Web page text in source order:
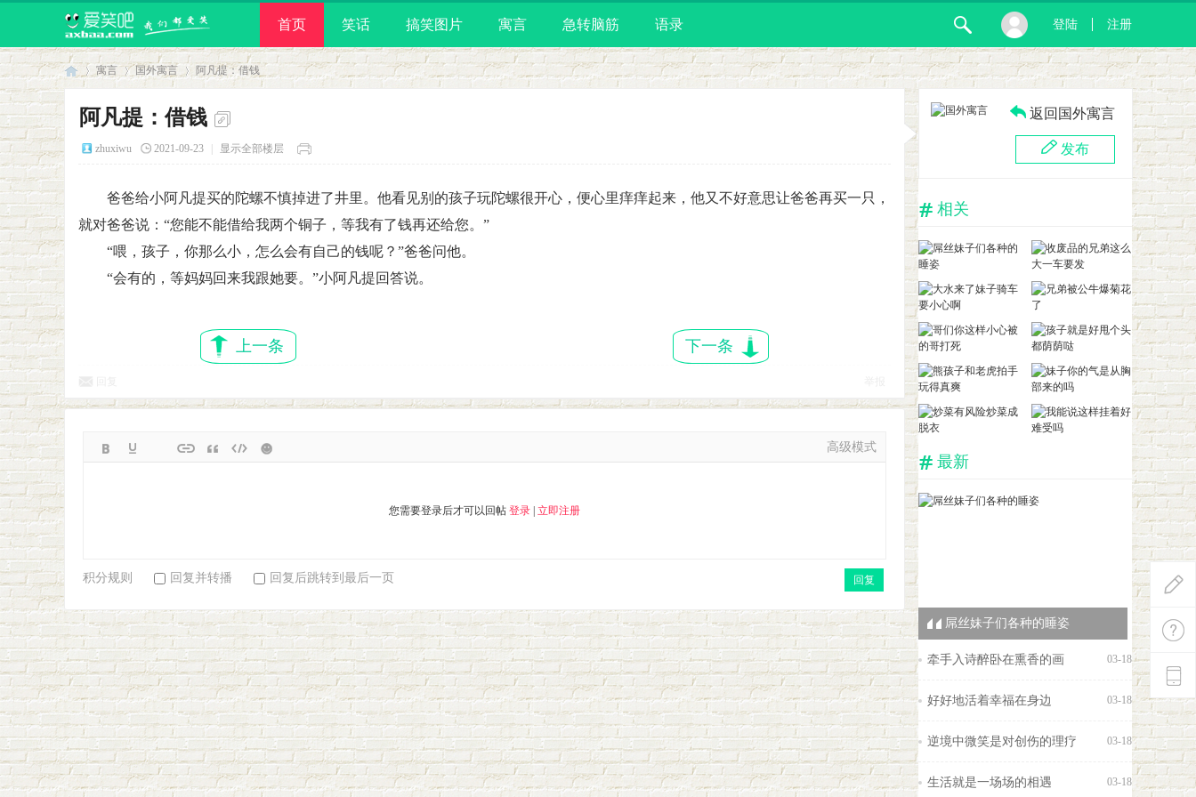
首页 笑话 搞笑图片 寓言 急转脑筋 语录 登陆 注册
寓言
›
国外寓言
›
阿凡提：借钱
阿凡提：借钱
zhuxiwu 2021-09-23 显示全部楼层
爸爸给小阿凡提买的陀螺不慎掉进了井里。他看见别的孩子玩陀螺很开心，便心里痒痒起来，他又不好意思让爸爸再买一只，
就对爸爸说：“您能不能借给我两个铜子，等我有了钱再还给您。”
“喂，孩子，你那么小，怎么会有自己的钱呢？”爸爸问他。
“会有的，等妈妈回来我跟她要。”小阿凡提回答说。
上一条 下一条
高级模式
您需要登录后才可以回帖 登录 立即注册
积分规则 回复
回复并转播 回复后跳转到最后一页
返回国外寓言
发布
相关
最新
屌丝妹子们各种的睡姿
牵手入诗醉卧在熏香的画 03-18
好好地活着幸福在身边 03-18
逆境中微笑是对创伤的理疗 03-18
生活就是一场场的相遇 03-18